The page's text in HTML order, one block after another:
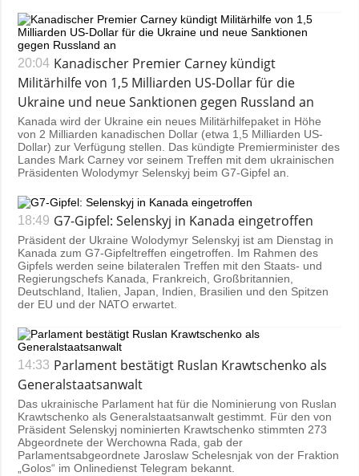
20:04 Kanadischer Premier Carney kündigt
Militärhilfe von 1,5 Milliarden US-Dollar für die
Ukraine und neue Sanktionen gegen Russland an
Kanada wird der Ukraine ein neues Militärhilfepaket in Höhe
von 2 Milliarden kanadischen Dollar (etwa 1,5 Milliarden US-
Dollar) zur Verfügung stellen. Das kündigte Premierminister des
Landes Mark Carney vor seinem Treffen mit dem ukrainischen
Präsidenten Wolodymyr Selenskyj beim G7-Gipfel an.
18:49 G7-Gipfel: Selenskyj in Kanada eingetroffen
Präsident der Ukraine Wolodymyr Selenskyj ist am Dienstag in
Kanada zum G7-Gipfeltreffen eingetroffen. Im Rahmen des
Gipfels werden seine bilateralen Treffen mit den Staats- und
Regierungschefs Kanada, Frankreich, Großbritannien,
Deutschland, Italien, Japan, Indien, Brasilien und den Spitzen
der EU und der NATO erwartet.
14:33 Parlament bestätigt Ruslan Krawtschenko als
Generalstaatsanwalt
Das ukrainische Parlament hat für die Nominierung von Ruslan
Krawtschenko als Generalstaatsanwalt gestimmt. Für den von
Präsident Selenskyj nominierten Krawtschenko stimmten 273
Abgeordnete der Werchowna Rada, gab der
Parlamentsabgeordnete Jaroslaw Schelesnjak von der Fraktion
„Golos“ im Onlinedienst Telegram bekannt.